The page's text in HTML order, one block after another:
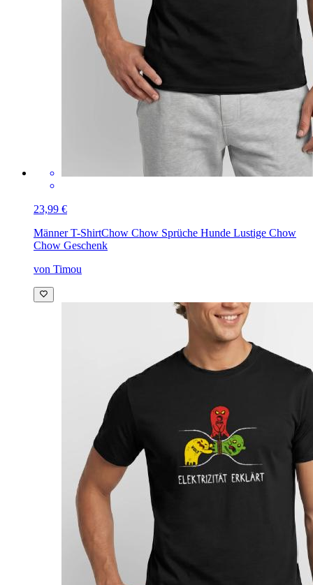
23,99 €
Männer T-ShirtChow Chow Sprüche Hunde Lustige Chow
Chow Geschenk
von Timou